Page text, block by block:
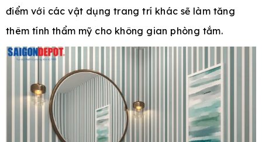
điểm với các vật dụng trang trí khác sẽ làm tăng
thêm tính thẩm mỹ cho không gian phòng tắm.